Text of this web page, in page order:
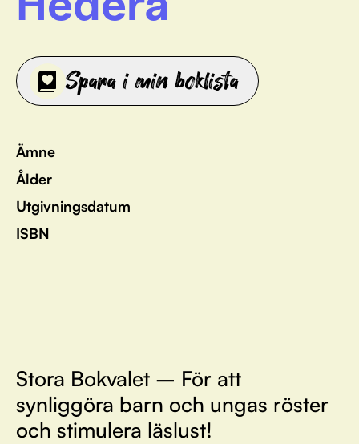
Spara i min boklista
Ämne
Ålder
Utgivningsdatum
ISBN
Stora Bokvalet – För att
synliggöra barn och ungas röster
och stimulera läslust!